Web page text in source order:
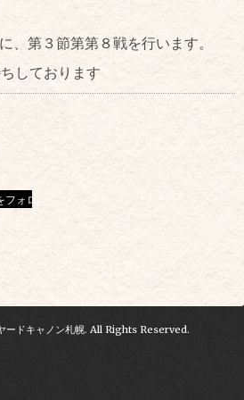
、第３節第第８戦を行います。
しております
ードキャノン札幌. All Rights Reserved.